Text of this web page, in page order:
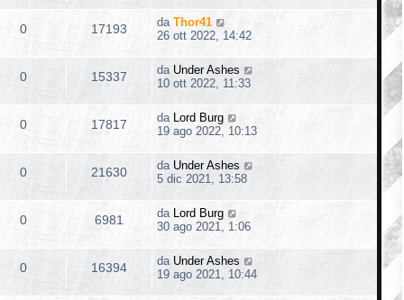
0 17193 da Thor41
26 ott 2022, 14:42
0 15337 da Under Ashes
10 ott 2022, 11:33
0 17817 da Lord Burg
19 ago 2022, 10:13
0 21630 da Under Ashes
5 dic 2021, 13:58
0 6981 da Lord Burg
30 ago 2021, 1:06
0 16394 da Under Ashes
19 ago 2021, 10:44